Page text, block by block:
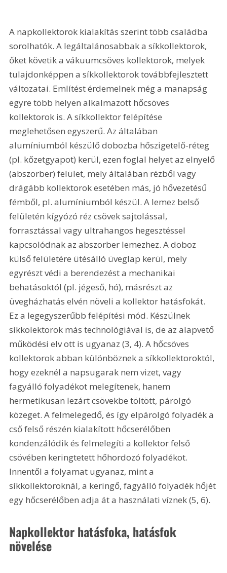
A napkollektorok kialakítás szerint több családba
sorolhatók. A legáltalánosabbak a síkkollektorok,
őket követik a vákuumcsöves kollektorok, melyek
tulajdonképpen a síkkollektorok továbbfejlesztett
változatai. Említést érdemelnek még a manapság
egyre több helyen alkalmazott hőcsöves
kollektorok is. A síkkollektor felépítése
meglehetősen egyszerű. Az általában
alumíniumból készülő dobozba hőszigetelő-réteg
(pl. kőzetgyapot) kerül, ezen foglal helyet az elnyelő
(abszorber) felület, mely általában rézből vagy
drágább kollektorok esetében más, jó hővezetésű
fémből, pl. alumíniumból készül. A lemez belső
felületén kígyózó réz csövek sajtolással,
forrasztással vagy ultrahangos hegesztéssel
kapcsolódnak az abszorber lemezhez. A doboz
külső felületére ütésálló üveglap kerül, mely
egyrészt védi a berendezést a mechanikai
behatásoktól (pl. jégeső, hó), másrészt az
üvegházhatás elvén növeli a kollektor hatásfokát.
Ez a legegyszerűbb felépítési mód. Készülnek
síkkolektorok más technológiával is, de az alapvető
működési elv ott is ugyanaz (3, 4). A hőcsöves
kollektorok abban különböznek a síkkollektoroktól,
hogy ezeknél a napsugarak nem vizet, vagy
fagyálló folyadékot melegítenek, hanem
hermetikusan lezárt csövekbe töltött, párolgó
közeget. A felmelegedő, és így elpárolgó folyadék a
cső felső részén kialakított hőcserélőben
kondenzálódik és felmelegíti a kollektor felső
csövében keringtetett hőhordozó folyadékot.
Innentől a folyamat ugyanaz, mint a
síkkollektoroknál, a keringő, fagyálló folyadék hőjét
egy hőcserélőben adja át a használati víznek (5, 6).
Napkollektor hatásfoka, hatásfok
növelése